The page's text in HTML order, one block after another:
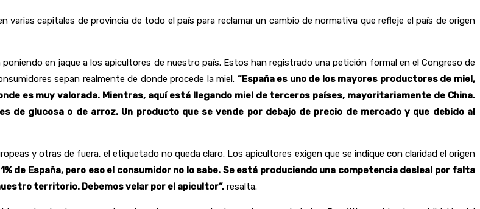
capitales de provincia de todo el país para reclamar un cambio de normativa que refleje el país de origen
en jaque a los apicultores de nuestro país. Estos han registrado una petición formal en el Congreso de
sepan realmente de donde procede la miel. “España es uno de los mayores productores de miel,
es muy valorada. Mientras, aquí está llegando miel de terceros países, mayoritariamente de China.
de glucosa o de arroz. Un producto que se vende por debajo de precio de mercado y que debido al
y otras de fuera, el etiquetado no queda claro. Los apicultores exigen que se indique con claridad el origen
de España, pero eso el consumidor no lo sabe. Se está produciendo una competencia desleal por falta
territorio. Debemos velar por el apicultor”, resalta.